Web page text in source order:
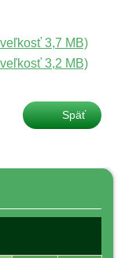
3,7 MB)
3,2 MB)
Späť